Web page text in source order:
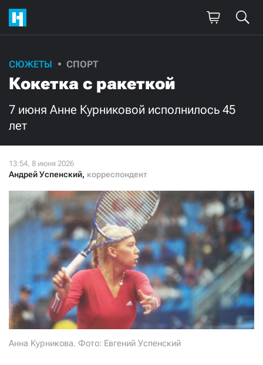
СЮЖЕТЫ СПОРТ
Кокетка с ракеткой
7 июня Анне Курниковой исполнилось 45
лет
Андрей Успенский, корреспондент
Анна Курникова. Фото: Евгений Успенский
Поддержите
нашу работу!
Ежемесячно Разово
500
Нажимая кнопку «Стать соучастником»,
условия и подтверждаю свое гражданство РФ
СТАТЬ СОУЧАСТНИКОМ
ПОДЕЛИТЬСЯ С ДРУЗЬЯМИ
Если у вас есть вопросы, пишите donate@novayagazeta.ru
или
звоните:
+7 (929) 612-03-68